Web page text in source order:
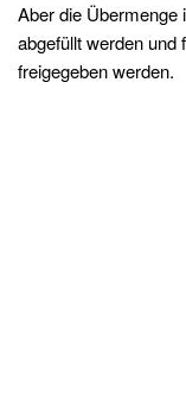
Aber die Übermenge
abgefüllt werden
freigegeben werden.